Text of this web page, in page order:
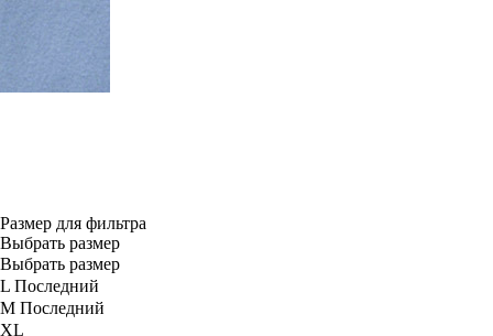
Размер для фильтра
Выбрать размер
Выбрать размер
L Последний
M Последний
XL